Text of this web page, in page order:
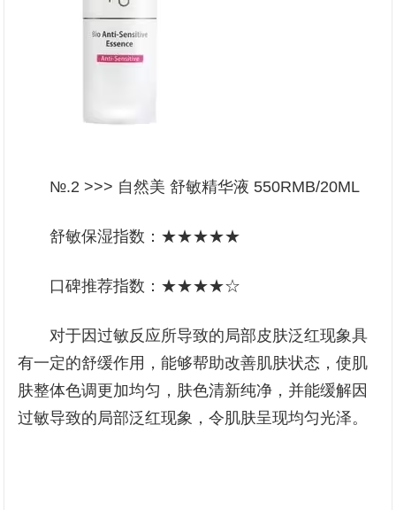
№.2 >>> 自然美 舒敏精华液 550RMB/20ML
舒敏保湿指数：★★★★★
口碑推荐指数：★★★★☆
对于因过敏反应所导致的局部皮肤泛红现象具
有一定的舒缓作用，能够帮助改善肌肤状态，使肌
肤整体色调更加均匀，肤色清新纯净，并能缓解因
过敏导致的局部泛红现象，令肌肤呈现均匀光泽。